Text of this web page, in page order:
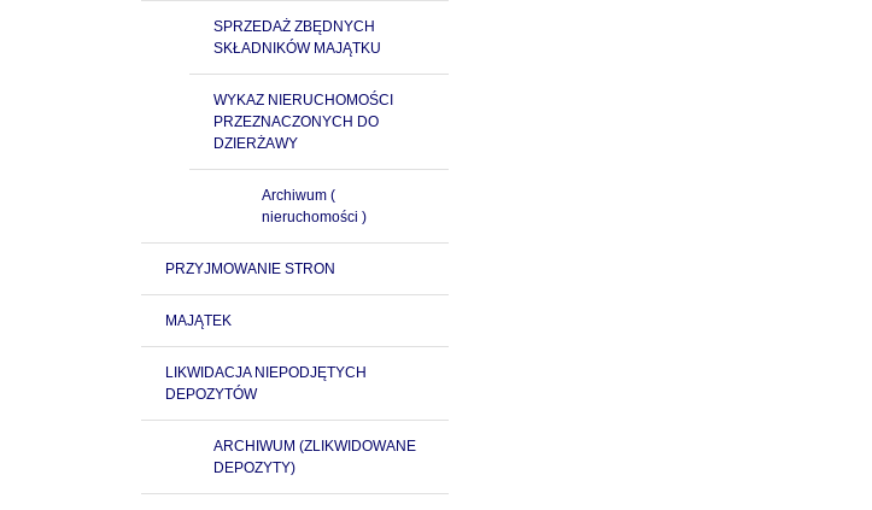
SPRZEDAŻ ZBĘDNYCH
SKŁADNIKÓW MAJĄTKU
WYKAZ NIERUCHOMOŚCI
PRZEZNACZONYCH DO
DZIERŻAWY
Archiwum (
nieruchomości )
PRZYJMOWANIE STRON
MAJĄTEK
LIKWIDACJA NIEPODJĘTYCH
DEPOZYTÓW
ARCHIWUM (ZLIKWIDOWANE
DEPOZYTY)